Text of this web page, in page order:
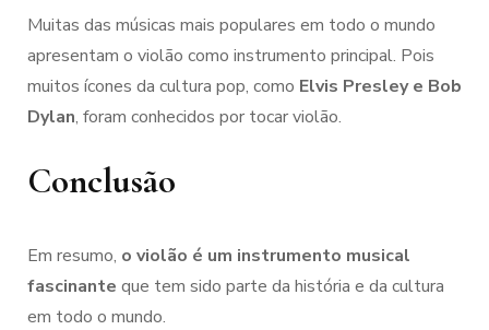
Muitas das músicas mais populares em todo o mundo
apresentam o violão como instrumento principal. Pois
muitos ícones da cultura pop, como Elvis Presley e Bob
Dylan, foram conhecidos por tocar violão.
Conclusão
Em resumo, o violão é um instrumento musical
fascinante que tem sido parte da história e da cultura
em todo o mundo.